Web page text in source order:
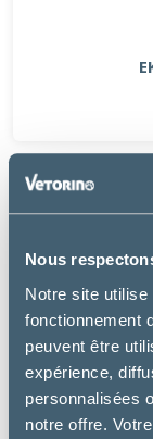
Nous
Notre site
fonctionnement
peuvent être
expérience,
personnalisées
notre offre.